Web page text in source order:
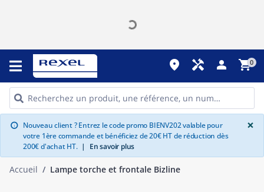
place handyman person shopping_cart0
info Nouveau client ? Entrez le code promo BIENV202 valable pour
votre 1ère commande et bénéficiez de 20€ HT de réduction dès
200€ d'achat HT. | En savoir plus
×
Accueil Lampe torche et frontale Bizline